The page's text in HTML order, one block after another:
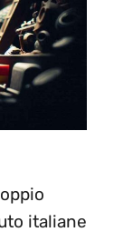
italiane